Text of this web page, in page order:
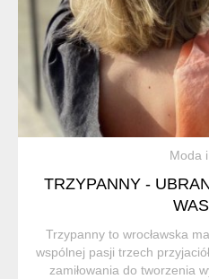
Moda
TRZYPANNY -
Trzypanny to wrocławska
wspólnej pasji trzech
zamiłowania do tworzenia